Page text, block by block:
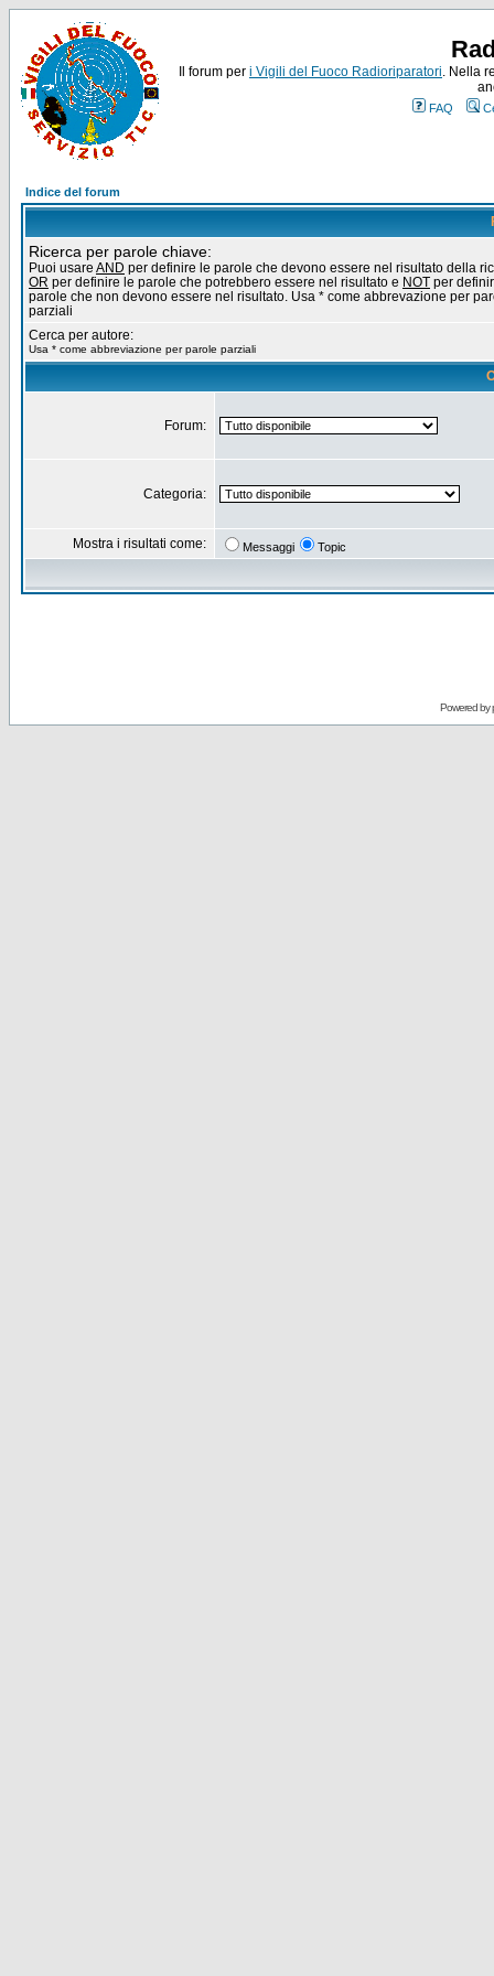
Il forum per i Vigili del Fuoco Radioriparatori. Nella
FAQ
Indice del forum
Ricerca per parole chiave:
Puoi usare AND per definire le parole che devono essere nel risultato della
OR per definire le parole che potrebbero essere nel risultato e NOT per
parole che non devono essere nel risultato. Usa * come abbrevazione per
parziali
Cerca per autore:
Usa * come abbreviazione per parole parziali
Forum:
Categoria:
Mostra i risultati come: Messaggi Topic
Powered by